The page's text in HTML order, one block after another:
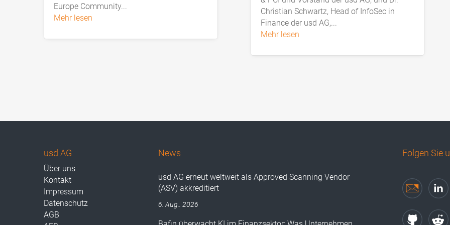
Europe Community...
mehr lesen
Christian Schwartz, Head of InfoSec in
Finance der usd AG,...
mehr lesen
usd AG
Über uns
Kontakt
Impressum
Datenschutz
AGB
News
usd AG erneut weltweit als Approved Scanning Vendor
(ASV) akkreditiert
6. Aug.. 2026
Folgen Sie